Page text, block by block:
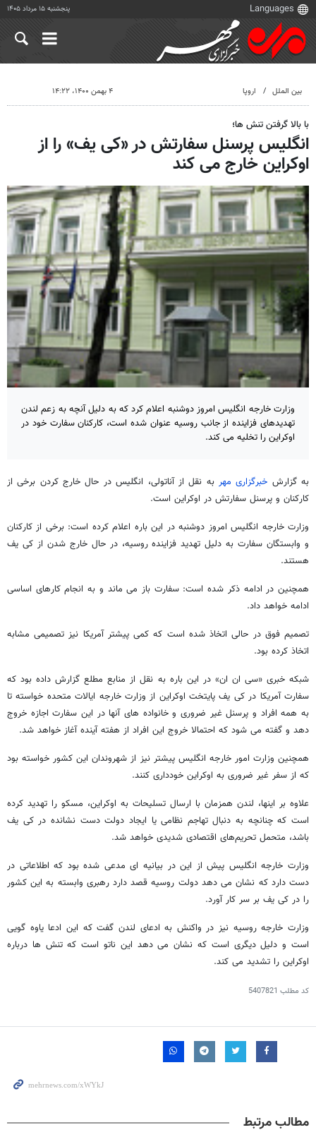
پنجشنبه ۱۵ مرداد ۱۴۰۵
بین الملل اروپا ۴ بهمن ۱۴۰۰، ۱۴:۲۲
با بالا گرفتن تنش ها؛
انگلیس پرسنل سفارتش در «کی یف» را از
اوکراین خارج می کند
وزارت خارجه انگلیس امروز دوشنبه اعلام کرد که به دلیل آنچه به زعم لندن
تهدیدهای فزاینده از جانب روسیه عنوان شده است، کارکنان سفارت خود در
اوکراین را تخلیه می کند.
به گزارش خبرگزاری مهر به نقل از آناتولی، انگلیس در حال خارج کردن برخی از
کارکنان و پرسنل سفارتش در اوکراین است.
وزارت خارجه انگلیس امروز دوشنبه در این باره اعلام کرده است: برخی از کارکنان
و وابستگان سفارت به دلیل تهدید فزاینده روسیه، در حال خارج شدن از کی یف
هستند.
همچنین در ادامه ذکر شده است: سفارت باز می ماند و به انجام کارهای اساسی
ادامه خواهد داد.
تصمیم فوق در حالی اتخاذ شده است که کمی پیشتر آمریکا نیز تصمیمی مشابه
اتخاذ کرده بود.
شبکه خبری «سی ان ان» در این باره به نقل از منابع مطلع گزارش داده بود که
سفارت آمریکا در کی یف پایتخت اوکراین از وزارت خارجه ایالات متحده خواسته تا
به همه افراد و پرسنل غیر ضروری و خانواده های آنها در این سفارت اجازه خروج
دهد و گفته می شود که احتمالا خروج این افراد از هفته آینده آغاز خواهد شد.
همچنین وزارت امور خارجه انگلیس پیشتر نیز از شهروندان این کشور خواسته بود
که از سفر غیر ضروری به اوکراین خودداری کنند.
علاوه بر اینها، لندن همزمان با ارسال تسلیحات به اوکراین، مسکو را تهدید کرده
است که چنانچه به دنبال تهاجم نظامی یا ایجاد دولت دست نشانده در کی یف
باشد، متحمل تحریم‌های اقتصادی شدیدی خواهد شد.
وزارت خارجه انگلیس پیش از این در بیانیه ای مدعی شده بود که اطلاعاتی در
دست دارد که نشان می دهد دولت روسیه قصد دارد رهبری وابسته به این کشور
را در کی یف بر سر کار آورد.
وزارت خارجه روسیه نیز در واکنش به ادعای لندن گفت که این ادعا یاوه گویی
است و دلیل دیگری است که نشان می دهد این ناتو است که تنش ها درباره
اوکراین را تشدید می کند.
کد مطلب 5407821
مطالب مرتبط